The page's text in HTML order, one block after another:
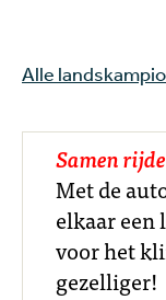
Alle
Samen
Met de
elkaar
voor het
gezelliger!